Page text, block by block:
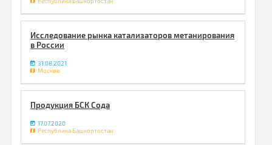
Исследование рынка катализаторов метанирования
в России
31.08.2021
Москва
Продукция БСК Сода
17.07.2020
Республика Башкортостан